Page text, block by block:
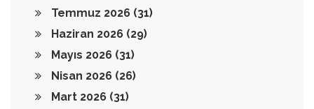
Temmuz 2026 (31)
Haziran 2026 (29)
Mayıs 2026 (31)
Nisan 2026 (26)
Mart 2026 (31)